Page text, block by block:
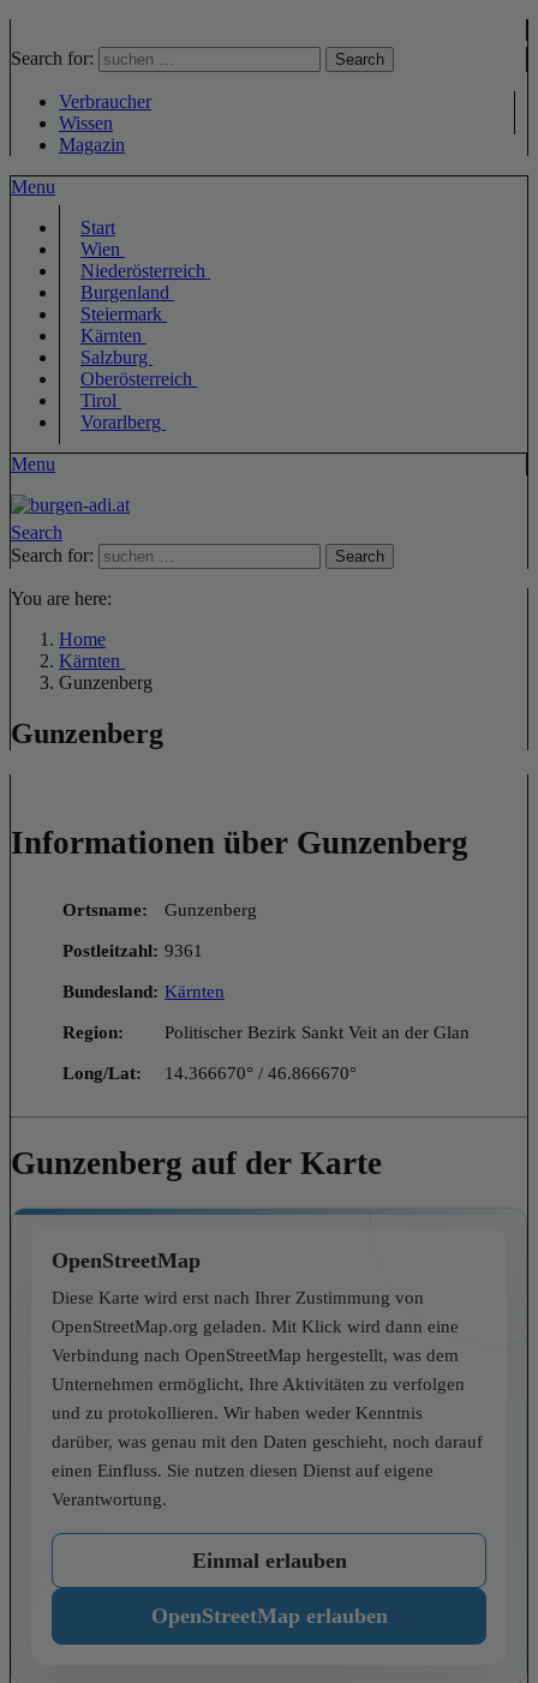
Search for: Search
Verbraucher
Wissen
Magazin
Menu
Start
Wien
Niederösterreich
Burgenland
Steiermark
Kärnten
Salzburg
Oberösterreich
Tirol
Vorarlberg
Menu
Search
Search for:
Search
You are here:
Home
Kärnten
Gunzenberg
Gunzenberg
Informationen über Gunzenberg
Ortsname: Gunzenberg
Postleitzahl: 9361
Bundesland: Kärnten
Region: Politischer Bezirk Sankt Veit an der Glan
Long/Lat: 14.366670° / 46.866670°
Gunzenberg auf der Karte
OpenStreetMap
Diese Karte wird erst nach Ihrer Zustimmung von
OpenStreetMap.org geladen. Mit Klick wird dann eine
Verbindung nach OpenStreetMap hergestellt, was dem
Unternehmen ermöglicht, Ihre Aktivitäten zu verfolgen
und zu protokollieren. Wir haben weder Kenntnis
darüber, was genau mit den Daten geschieht, noch darauf
einen Einfluss. Sie nutzen diesen Dienst auf eigene
Verantwortung.
Einmal erlauben
OpenStreetMap erlauben